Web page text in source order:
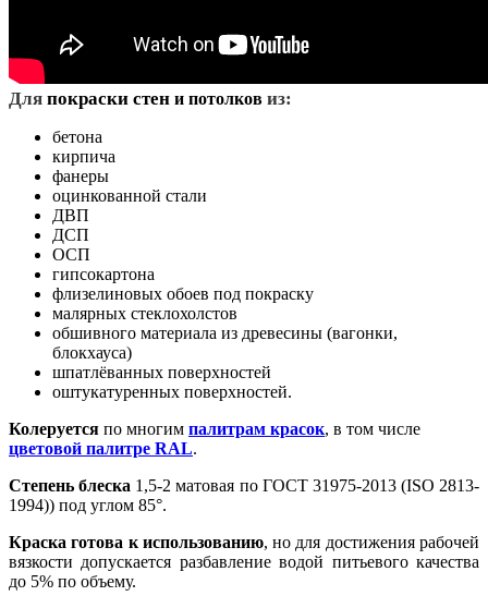
Для покраски стен и потолков из:
бетона
кирпича
фанеры
оцинкованной стали
ДВП
ДСП
ОСП
гипсокартона
флизелиновых обоев под покраску
малярных стеклохолстов
обшивного материала из древесины (вагонки,
блокхауса)
шпатлёванных поверхностей
оштукатуренных поверхностей.
Колеруется по многим палитрам красок, в том числе
цветовой палитре RAL.
Степень блеска 1,5-2 матовая по ГОСТ 31975-2013 (ISO 2813-
1994)) под углом 85°.
Краска готова к использованию, но для достижения рабочей
вязкости допускается разбавление водой питьевого качества
до 5% по объему.